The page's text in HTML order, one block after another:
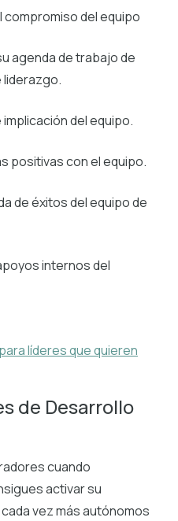
compromiso del equipo
agenda de trabajo de
del equipo.
positivas con el equipo.
de éxitos del equipo de
internos del
líderes que quieren
de Desarrollo
cuando
activar su
vez más autónomos